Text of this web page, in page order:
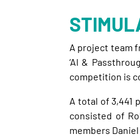
A project team
‘AI &
competition is
A total of 3,441
consisted of
members Daniel